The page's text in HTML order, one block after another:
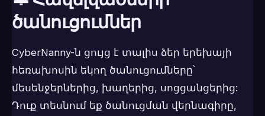
ծանուցումներ
CyberNanny-ն ցույց է տալիս ձեր երեխայի
հեռախոսին եկող ծանուցումները՝
մեսենջերներից, խաղերից, սոցցանցերից:
Դուք տեսնում եք ծանուցման վերնագիրը,